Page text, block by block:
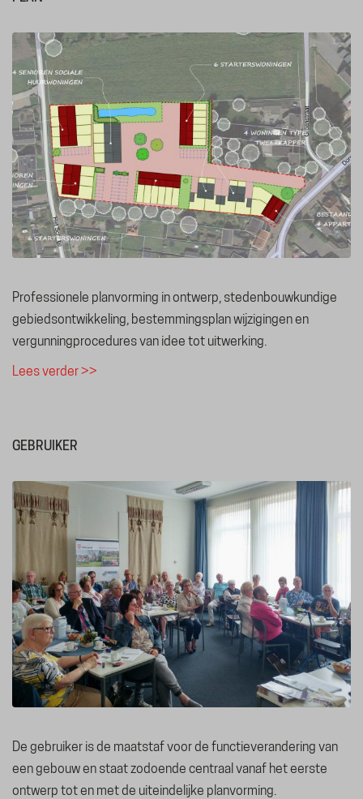
Professionele planvorming in ontwerp, stedenbouwkundige
gebiedsontwikkeling, bestemmingsplan wijzigingen en
vergunningprocedures van idee tot uitwerking.
Lees verder >>
GEBRUIKER
De gebruiker is de maatstaf voor de functieverandering van
een gebouw en staat zodoende centraal vanaf het eerste
ontwerp tot en met de uiteindelijke planvorming.